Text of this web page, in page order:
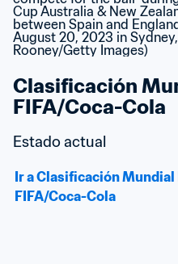
Clasificación
FIFA/Coca-Cola
Estado actual
Ir a Clasificación Mundial
FIFA/Coca-Cola